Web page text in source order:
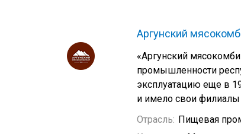
Аргунский
«Аргунский
промышленности
эксплуатацию еще в
и имело свои филиалы
Отрасль: Пищевая